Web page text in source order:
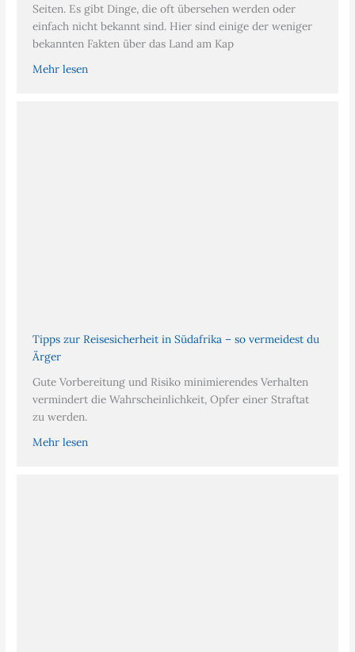
Seiten. Es gibt Dinge, die oft übersehen werden oder
einfach nicht bekannt sind. Hier sind einige der weniger
bekannten Fakten über das Land am Kap
Mehr lesen
Tipps zur Reisesicherheit in Südafrika – so vermeidest du
Ärger
Gute Vorbereitung und Risiko minimierendes Verhalten
vermindert die Wahrscheinlichkeit, Opfer einer Straftat
zu werden.
Mehr lesen